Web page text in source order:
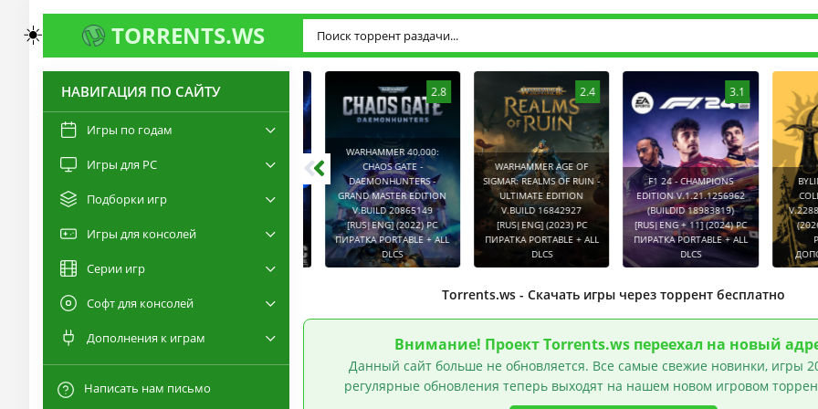
TORRENTS.WS
НАВИГАЦИЯ ПО САЙТУ
Игры по годам
Игры для PC
Подборки игр
Игры для консолей
Серии игр
Софт для консолей
Дополнения к играм
Написать нам письмо
3.0
RESIDENT EVIL 9:
REQUIEM - DELUXE
EDITION V.BUILD
(2026) PC ПИРАТКА
[RUS|ENG] (2026) PC
WARHAMMER 40,000:
CHAOS GATE -
DAEMONHUNTERS -
GRAND MASTER EDITION
V.BUILD 20865149
[RUS|ENG] (2022) PC
ПИРАТКА PORTABLE + ALL
DLCS
2.4
WARHAMMER AGE OF
SIGMAR: REALMS OF RUIN -
ULTIMATE EDITION
V.BUILD 16842927
[RUS|ENG] (2023) PC
ПИРАТКА PORTABLE + ALL
3.1
F1 24 - CHAMPIONS
EDITION V.1.21.1256962
(BUILDID 18983819)
[RUS|ENG + 11] (2024) PC
ПИРАТКА PORTABLE + ALL
BYLINA
(2026)
Torrents.ws - Скачать игры через торрент бесплатно
Внимание! Проект Torrents.ws переехал на новый
Данный сайт больше не обновляется. Все самые свежие новинки, игры
регулярные обновления теперь выходят на нашем новом игровом
☀️